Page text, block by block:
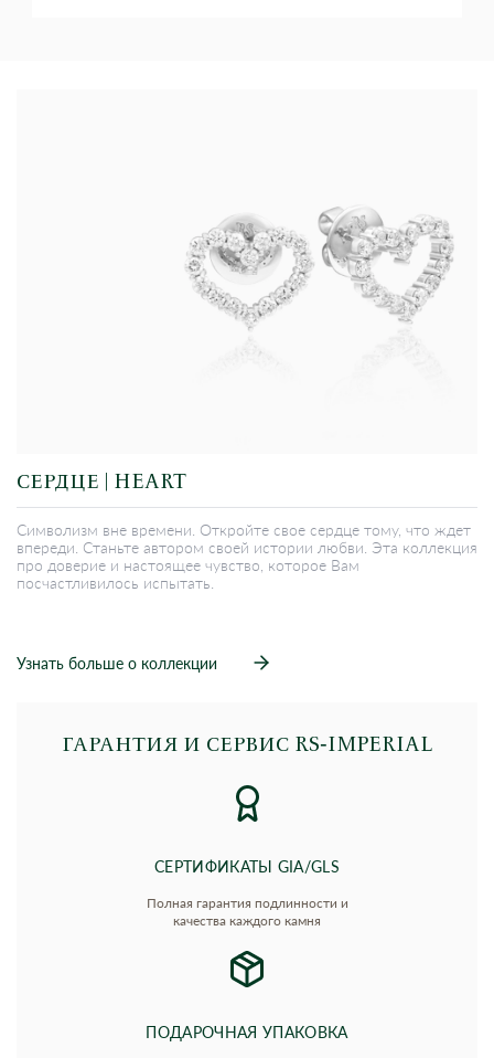
СЕРДЦЕ | HEART
Символизм вне времени. Откройте свое сердце тому, что ждет
впереди. Станьте автором своей истории любви. Эта коллекция
про доверие и настоящее чувство, которое Вам
посчастливилось испытать.
Узнать больше о коллекции
ГАРАНТИЯ И СЕРВИС RS‑IMPERIAL
СЕРТИФИКАТЫ GIA/GLS
Полная гарантия подлинности и
качества каждого камня
ПОДАРОЧНАЯ УПАКОВКА